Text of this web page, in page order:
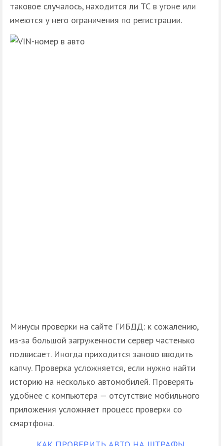
таковое случалось, находится ли ТС в угоне или
имеются у него ограничения по регистрации.
Минусы проверки на сайте ГИБДД: к сожалению,
из-за большой загруженности сервер частенько
подвисает. Иногда приходится заново вводить
капчу. Проверка усложняется, если нужно найти
историю на несколько автомобилей. Проверять
удобнее с компьютера — отсутствие мобильного
приложения усложняет процесс проверки со
смартфона.